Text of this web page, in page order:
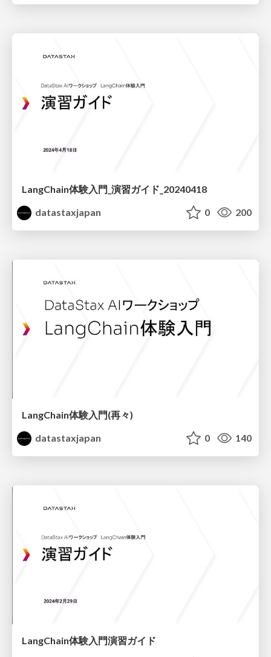
LangChain体験入門_演習ガイド_20240418
datastaxjapan
0 200
LangChain体験入門(再々)
datastaxjapan
0 140
LangChain体験入門演習ガイド